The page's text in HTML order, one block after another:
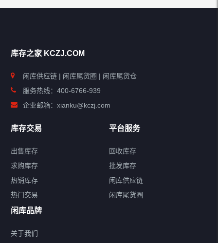
库存之家 KCZJ.COM
闲库供应链 | 闲库尾货圈 | 闲库尾货仓
服务热线：400-6766-939
企业邮箱：xianku@kczj.com
库存交易
出售库存
求购库存
热销库存
热门交易
平台服务
回收库存
批发库存
闲库供应链
闲库尾货圈
闲库品牌
关于我们